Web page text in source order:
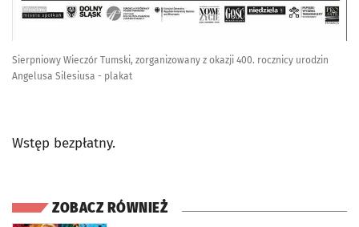
Sierpniowy Wieczór Tumski, zorganizowany z okazji 400. rocznicy urodzin
Angelusa Silesiusa - plakat
Wstęp bezpłatny.
ZOBACZ RÓWNIEŻ